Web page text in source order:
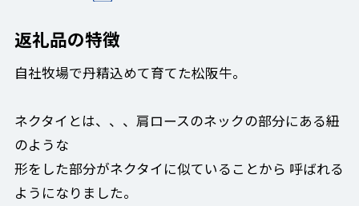
返礼品の特徴
自社牧場で丹精込めて育てた松阪牛。
ネクタイとは、、、肩ロースのネックの部分にある紐
のような
形をした部分がネクタイに似ていることから 呼ばれる
ようになりました。